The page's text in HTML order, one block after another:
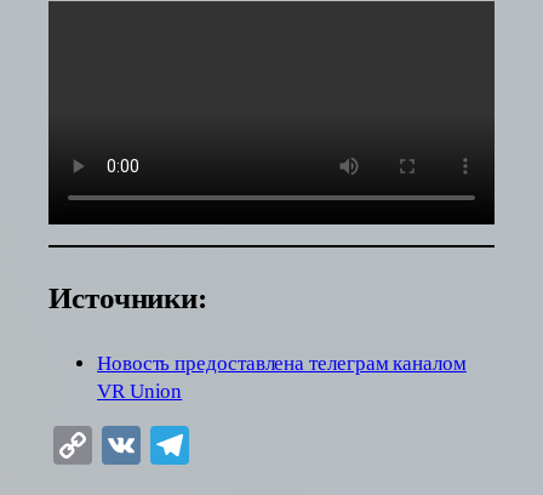
Источники:
Новость предоставлена телеграм каналом
VR Union
Copy
VK